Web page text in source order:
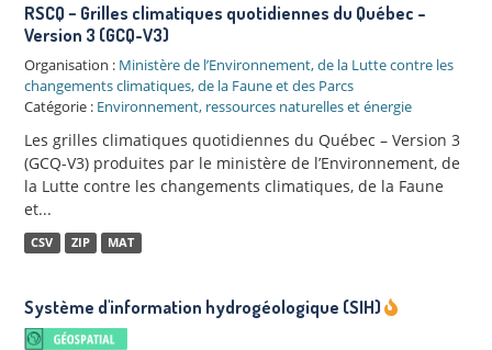
RSCQ − Grilles climatiques quotidiennes du Québec –
Version 3 (GCQ-V3)
Organisation : Ministère de l’Environnement, de la Lutte contre les
changements climatiques, de la Faune et des Parcs
Catégorie : Environnement, ressources naturelles et énergie
Les grilles climatiques quotidiennes du Québec – Version 3
(GCQ-V3) produites par le ministère de l’Environnement, de
la Lutte contre les changements climatiques, de la Faune
et...
CSV ZIP MAT
Système d'information hydrogéologique (SIH)